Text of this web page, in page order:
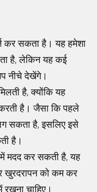
कर सकता है। यह हमेशा
है, लेकिन यह कई
नीचे देखेंगे।
है, क्योंकि यह
है। जैसा कि पहले
सकता है, इसलिए इसे
है।
में मदद कर सकती है, यह
खुरदरापन को कम कर
चाहिए।